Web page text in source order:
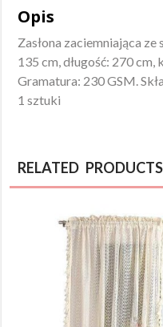
Opis
Zasłona zaciemniająca
135 cm, długość: 270
Gramatura: 230 GSM.
1 sztuki
RELATED PRODUCTS